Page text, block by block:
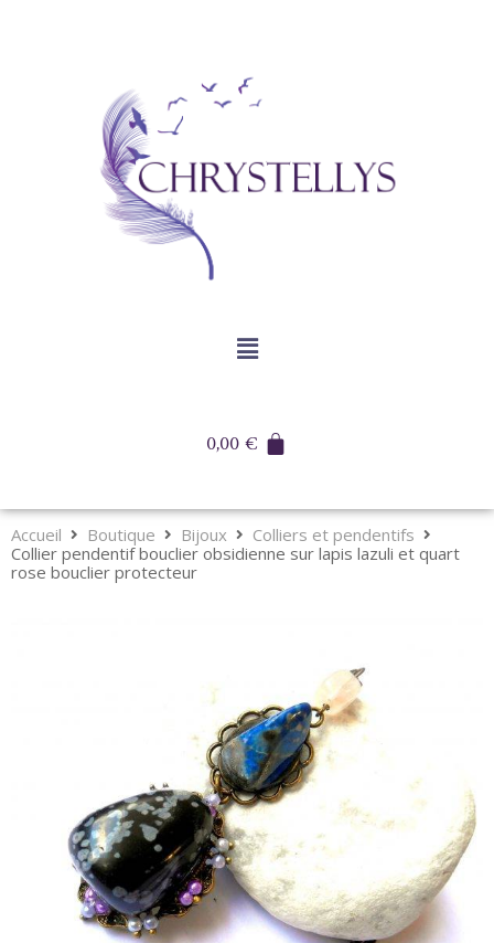
0,00€
Accueil Boutique Bijoux
Colliers et pendentifs
Collier pendentif bouclier obsidienne sur lapis lazuli et quart
rose bouclier protecteur